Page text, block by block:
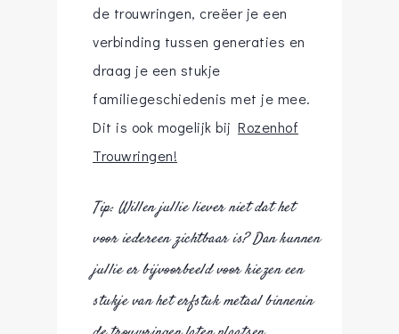
de trouwringen, creëer je een
verbinding tussen generaties en
draag je een stukje
familiegeschiedenis met je mee.
Dit is ook mogelijk bij Rozenhof
Trouwringen!
Tip: Willen jullie liever niet dat het
voor iedereen zichtbaar is? Dan kunnen
jullie er bijvoorbeeld voor kiezen een
stukje van het erfstuk metaal binnenin